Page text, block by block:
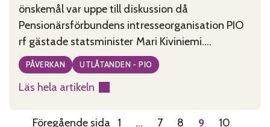
önskemål var uppe till diskussion då
Pensionärsförbundens intresseorganisation PIO
rf gästade statsminister Mari Kiviniemi.
Pensionärsförbundens gemensamma
ställningstagande till statsrådets budgetförslag
för år 2011 överlämnades till statsministern.
PÅVERKAN UTLÅTANDEN - PIO
Läs hela artikeln
:
Föregående sida 1 … 7 8 9
10